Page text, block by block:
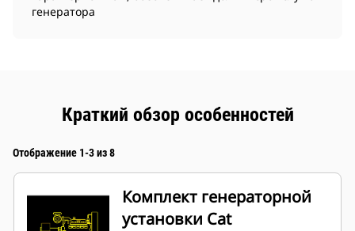
генератора
Краткий обзор особенностей
Отображение 1-3 из 8
Комплект генераторной
установки Cat